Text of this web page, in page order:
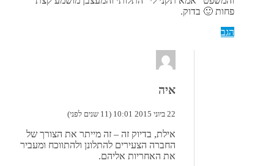
פחות 🙂 בדוק.
הגב
איה
22 ביוני 2015 10:01 (11 שנים לפני)
אילת, בדיוק זה – זה מייתר את הצורך של
החברה הצעירים להתלונן ולהתווכח ומעביר
את האחריות אליהם.